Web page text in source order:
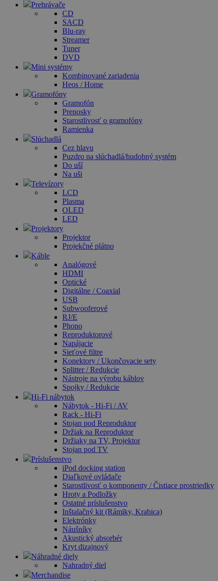
Prehrávače
CD
SACD
Blu-ray
Streamer
Tuner
DVD
Mini systémy
Kombinované zariadenia
Heos / Home
Gramofóny
Gramofón
Prenosky
Starostlivosť o gramofóny
Ramienka
Slúchadlá
Cez hlavu
Puzdro na slúchadlá/hudobný systém
Do uší
Na uši
Televízory
LCD
Plasma
OLED
LED
Projektory
Projektor
Projekčné plátno
Káble
Analógové
HDMI
Optické
Digitálne / Coaxial
USB
Subwooferové
RJ/E
Phono
Reproduktorové
Napájacie
Sieťové filtre
Konektory / Ukončovacie sety
Splitter / Redukcie
Nástroje na výrobu káblov
Spojky / Redukcie
Hi-Fi nábytok
Nábytok - Hi-Fi / AV
Rack - Hi-Fi
Stojan pod Reproduktor
Držiak na Reproduktor
Držiaky na TV, Projektor
Stojan pod TV
Príslušenstvo
iPod docking station
Diaľkové ovládače
Starostlivosť o komponenty / Čistiace prostriedky
Hroty a Podložky
Ostatné príslušenstvo
Inštalačný kit (Rámiky, Krabica)
Elektrónky
Náušníky
Akustický absorbér
Kryt dizajnový
Náhradné diely
Nahradný diel
Merchandise